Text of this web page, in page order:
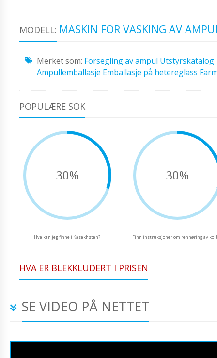
MODELL: MASKIN FOR VASKING AV
Merket som: Forsegling av ampul Utstyrskatalog
Ampullemballasje Emballasje på hetereglass
POPULÆRE SOK
30%
Hva kan jeg finne i Kasakhstan?
30%
Finn instruksjoner om rennøring av
HVA ER BLEKKLUDERT I PRISEN
SE VIDEO PÅ NETTET